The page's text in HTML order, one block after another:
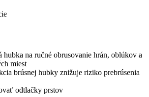
hubka na ručné obrusovanie hrán, oblúkov a
miest
brúsnej hubky znižuje riziko prebrúsenia
odtlačky prstov